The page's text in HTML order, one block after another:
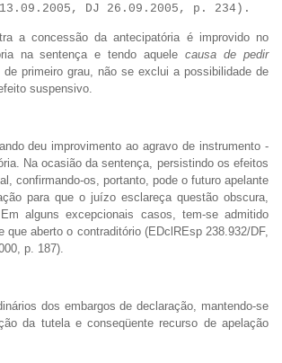
DJ 26.09.2005, p. 234).
a concessão da antecipatória é improvido no
na sentença e tendo aquelecausa de pedir
primeiro grau, não se exclui a possibilidade de
suspensivo.
deu improvimento ao agravo de instrumento -
Na ocasião da sentença, persistindo os efeitos
confirmando-os, portanto, pode o futuro apelante
para que o juízo esclareça questão obscura,
alguns excepcionais casos, tem-se admitido
que aberto o contraditório (EDclREsp 238.932/DF,
p. 187).
dos embargos de declaração, mantendo-se
da tutela e conseqüente recurso de apelação